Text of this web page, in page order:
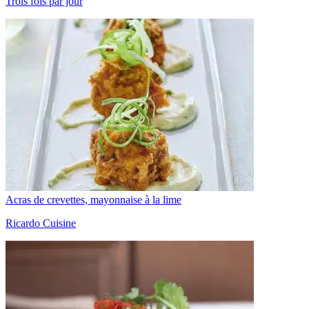
Acras de crevettes, mayonnaise à la lime
Ricardo Cuisine